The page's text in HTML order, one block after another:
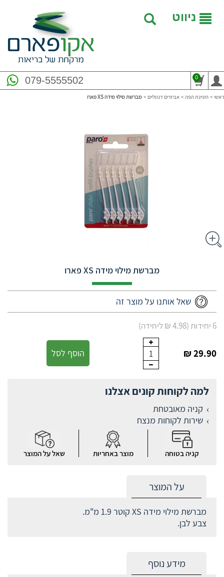
ניווט
079-5555502 0
ראשי > היגיינת הפה > אביזרים דנטליים > מברשת מילוי מידה XS פארו
מברשת מילוי מידה XS פארו
שאל אותנו על מוצר זה
6 יחידות (4.98 ₪ ליחידה)
29.90 ₪
1 הוסף לסל
למה לקוחות קונים אצלנו
קניה מאובטחת
שירות לקוחות מנצח
קניה בטוחה מוצר באחריות שאל על המוצר
על המוצר
מברשת מילוי מידה XS קוטר 1.9 מ"מ.
צבע לבן.
מידע נוסף